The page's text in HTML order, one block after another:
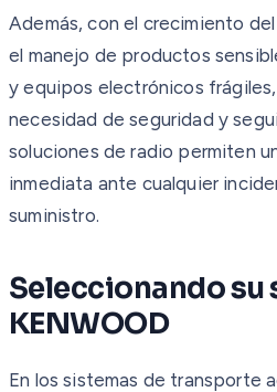
Además, con el crecimiento
el manejo de productos
y equipos electrónicos
necesidad de seguridad y
soluciones de radio permiten
inmediata ante cualquier
suministro.
Seleccionando su
KENWOOD
En los sistemas de transporte